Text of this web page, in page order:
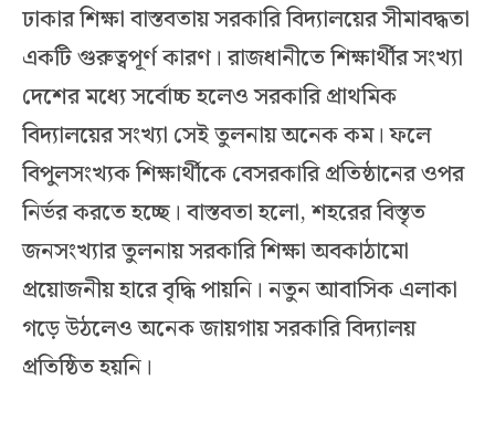
ঢাকার শিক্ষা বাস্তবতায় সরকারি বিদ্যালয়ের সীমাবদ্ধতা
একটি গুরুত্বপূর্ণ কারণ। রাজধানীতে শিক্ষার্থীর সংখ্যা
দেশের মধ্যে সর্বোচ্চ হলেও সরকারি প্রাথমিক
বিদ্যালয়ের সংখ্যা সেই তুলনায় অনেক কম। ফলে
বিপুলসংখ্যক শিক্ষার্থীকে বেসরকারি প্রতিষ্ঠানের ওপর
নির্ভর করতে হচ্ছে। বাস্তবতা হলো, শহরের বিস্তৃত
জনসংখ্যার তুলনায় সরকারি শিক্ষা অবকাঠামো
প্রয়োজনীয় হারে বৃদ্ধি পায়নি। নতুন আবাসিক এলাকা
গড়ে উঠলেও অনেক জায়গায় সরকারি বিদ্যালয়
প্রতিষ্ঠিত হয়নি।